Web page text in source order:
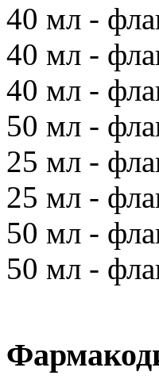
40 мл -
40 мл -
40 мл -
50 мл -
25 мл -
25 мл -
50 мл -
50 мл -